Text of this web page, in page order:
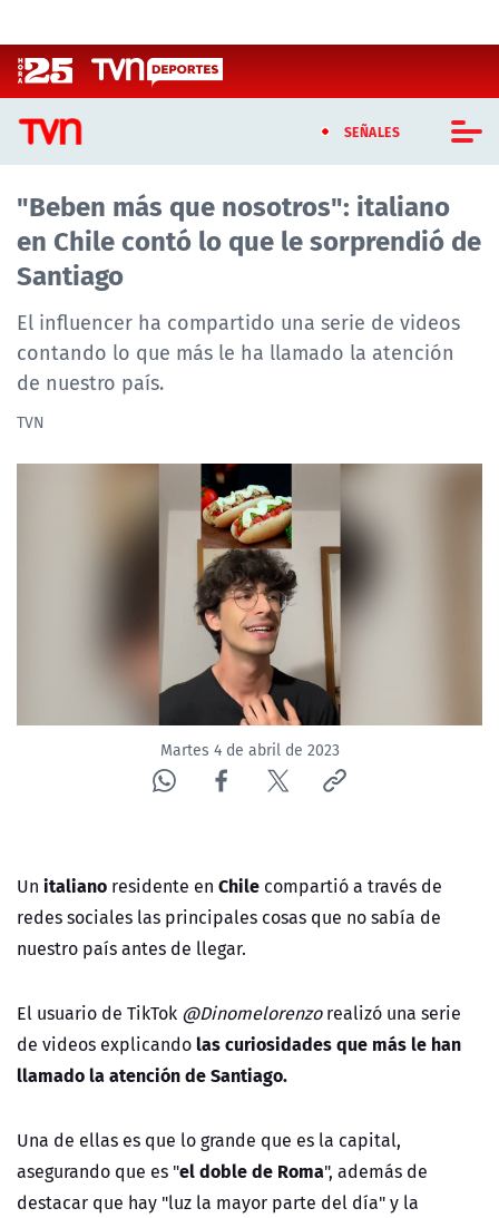
SEÑALES
CASTING MASTERCHEF CHILE
CASTING TVN VERTICAL
TVN VERTICAL
TVN PLAY
PROGRAMAS
TELESERIES
ACTUALIDAD Y TENDENCIAS
CORPORATIVO Y TRANSPARENCIA
ÁREA DE PROYECTOS
"Beben más que nosotros": italiano
en Chile contó lo que le sorprendió de
Santiago
El influencer ha compartido una serie de videos
contando lo que más le ha llamado la atención
de nuestro país.
TVN
Martes 4 de abril de 2023
Un italiano residente en Chile compartió a través de
redes sociales las principales cosas que no sabía de
nuestro país antes de llegar.
El usuario de TikTok @Dinomelorenzo realizó una serie
de videos explicando las curiosidades que más le han
llamado la atención de Santiago.
Una de ellas es que lo grande que es la capital,
asegurando que es "el doble de Roma", además de
destacar que hay "luz la mayor parte del día" y la